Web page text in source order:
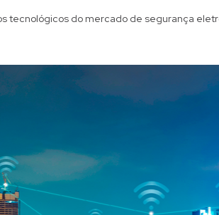
tecnológicos do mercado de segurança